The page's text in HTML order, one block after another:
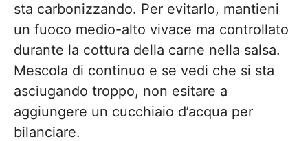
sta carbonizzando. Per evitarlo, mantieni
un fuoco medio-alto vivace ma controllato
durante la cottura della carne nella salsa.
Mescola di continuo e se vedi che si sta
asciugando troppo, non esitare a
aggiungere un cucchiaio d’acqua per
bilanciare.